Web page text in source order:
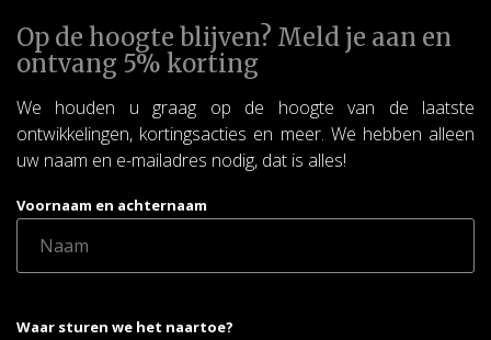
Op de hoogte blijven? Meld je aan en
ontvang 5% korting
We houden u graag op de hoogte van de laatste
ontwikkelingen, kortingsacties en meer. We hebben alleen
uw naam en e-mailadres nodig, dat is alles!
Voornaam en achternaam
Waar sturen we het naartoe?